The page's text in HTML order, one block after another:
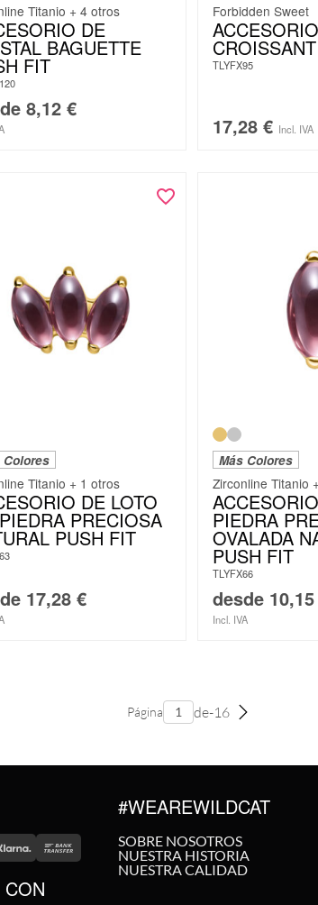
Titanio + 4 otros
DE
BAGUETTE
FIT
8,12 €
Forbidden Sweet
TLYFX95
17,28 € Incl. IVA
Colores
Titanio + 1 otros
DE LOTO
PRECIOSA
PUSH FIT
17,28 €
Más Colores
Zirconline Titanio
PIEDRA
OVALADA
PUSH FIT
TLYFX66
desde 10,15
Incl. IVA
Página de-16
#WEAREWILDCAT
SOBRE NOSOTROS
NUESTRA HISTORIA
NUESTRA CALIDAD